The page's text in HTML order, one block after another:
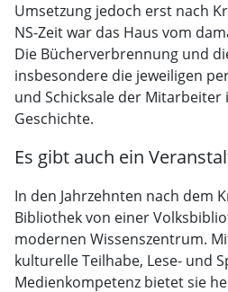
Umsetzung jedoch erst nach
NS-Zeit war das Haus vom
Die Bücherverbrennung und
insbesondere die jeweiligen
und Schicksale der
Geschichte.
Es gibt auch ein
In den Jahrzehnten nach dem
Bibliothek von einer
modernen Wissenszentrum.
kulturelle Teilhabe, Lese- und
Medienkompetenz bietet sie